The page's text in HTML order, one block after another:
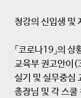
청강의 신입생 및
「코로나19」의
교육부 권고안이
실기 및 실무중심
총장님 및 각 스